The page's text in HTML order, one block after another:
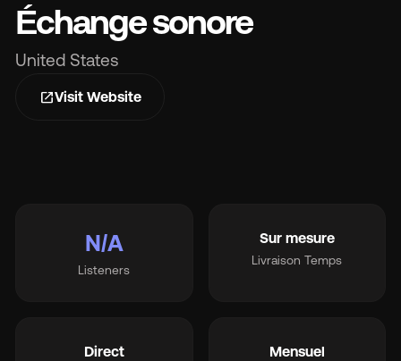
Échange sonore
United States
open_in_newVisit Website
N/A
Listeners
Sur mesure
Livraison Temps
Direct Mensuel